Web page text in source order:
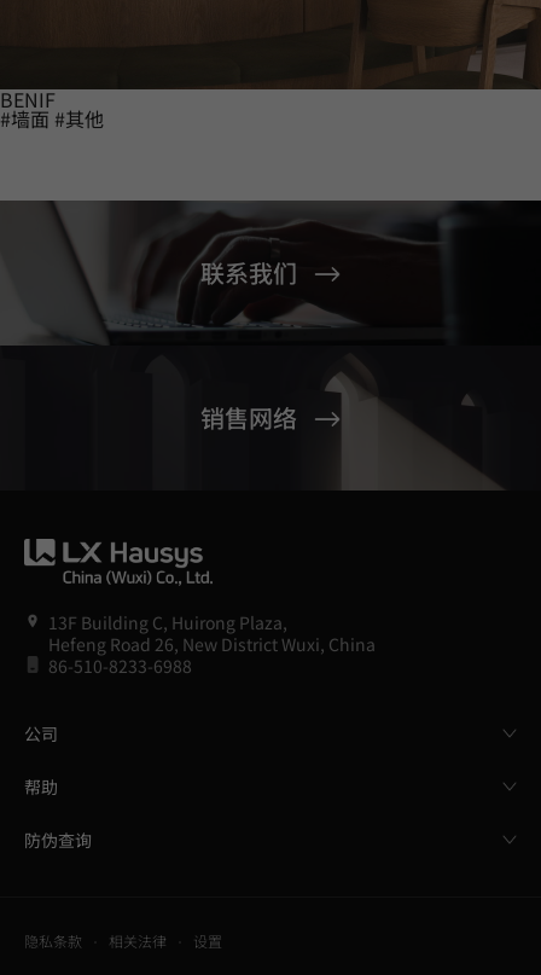
BENIF
#墙面 #其他
联系我们
销售网络
13F Building C, Huirong Plaza,
Hefeng Road 26, New District Wuxi, China
86-510-8233-6988
公司
帮助
防伪查询
隐私条款 相关法律 设置